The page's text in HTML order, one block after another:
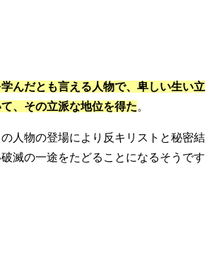
学んだとも言える人物で、卑しい生い立
、その立派な地位を得た。
人物の登場により反キリストと秘密結
滅の一途をたどることになるそうです